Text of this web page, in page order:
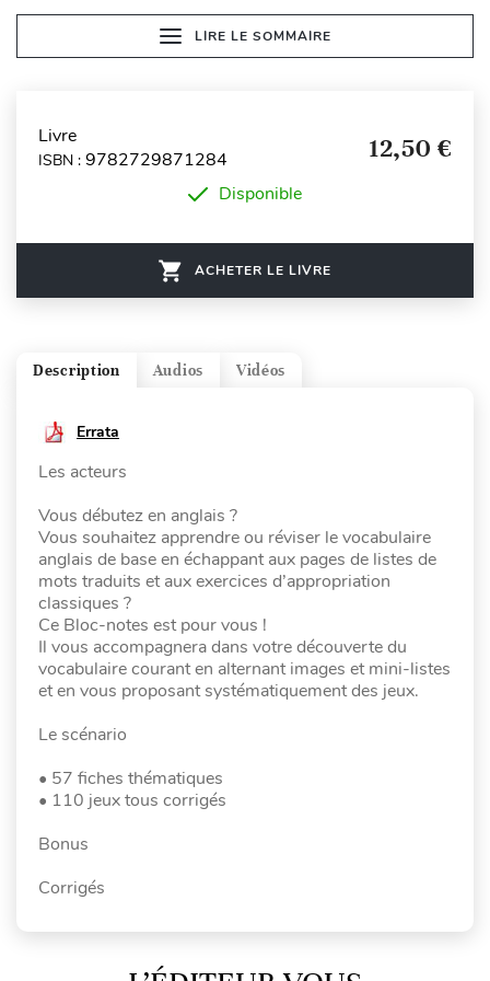
LIRE LE SOMMAIRE
Livre
ISBN : 9782729871284 12,50 €
Disponible
ACHETER LE LIVRE
Vidéos
Audios
Description
Errata
Les acteurs
Vous débutez en anglais ?
Vous souhaitez apprendre ou réviser le vocabulaire
anglais de base en échappant aux pages de listes de
mots traduits et aux exercices d’appropriation
classiques ?
Ce Bloc-notes est pour vous !
Il vous accompagnera dans votre découverte du
vocabulaire courant en alternant images et mini-listes
et en vous proposant systématiquement des jeux.
Le scénario
• 57 fiches thématiques
• 110 jeux tous corrigés
Bonus
Corrigés